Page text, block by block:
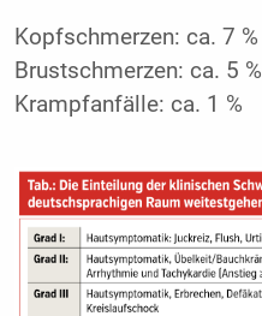
Kopfschmerzen: ca. 7 %
Brustschmerzen: ca. 5 %
Krampfanfälle: ca. 1 %